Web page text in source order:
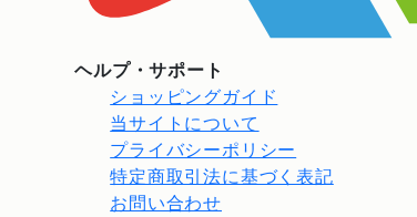
ヘルプ・サポート
ショッピングガイド
当サイトについて
プライバシーポリシー
特定商取引法に基づく表記
お問い合わせ